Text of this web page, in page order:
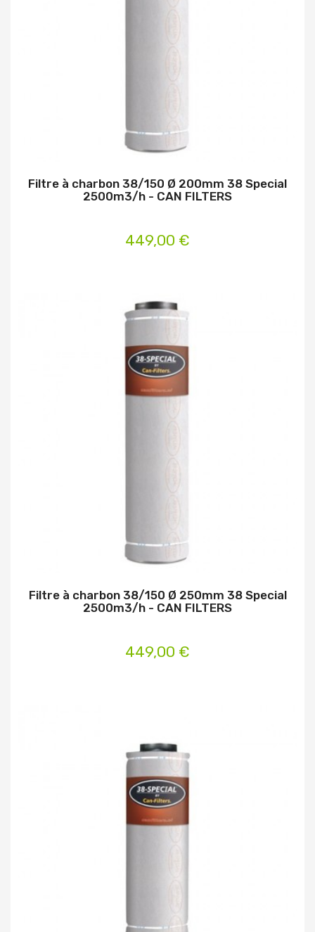
Filtre à charbon 38/150 Ø 200mm 38 Special
2500m3/h - CAN FILTERS
449,00 €
Filtre à charbon 38/150 Ø 250mm 38 Special
2500m3/h - CAN FILTERS
449,00 €